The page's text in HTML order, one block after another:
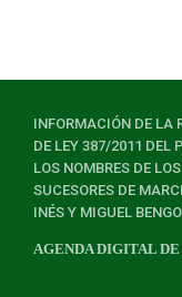
INFORMACIÓN DE LA
DE LEY 387/2011 DEL
LOS NOMBRES DE
SUCESORES DE
INÉS Y MIGUEL